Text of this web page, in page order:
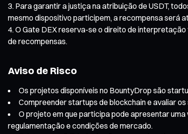
Para garantir a justiça na atribuição de USDT,
mesmo dispositivo participem, a recompensa será
O Gate DEX reserva-se o direito de
de recompensas.
Aviso de Risco
Os projetos disponíveis no BountyDrop são
Compreender startups de blockchain e avaliar
O projeto em que participa pode apresentar
regulamentação e condições de mercado.